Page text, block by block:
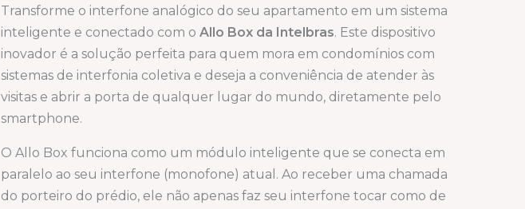
Transforme o interfone analógico do seu apartamento em um sistema
inteligente e conectado com o Allo Box da Intelbras. Este dispositivo
inovador é a solução perfeita para quem mora em condomínios com
sistemas de interfonia coletiva e deseja a conveniência de atender às
visitas e abrir a porta de qualquer lugar do mundo, diretamente pelo
smartphone.
O Allo Box funciona como um módulo inteligente que se conecta em
paralelo ao seu interfone (monofone) atual. Ao receber uma chamada
do porteiro do prédio, ele não apenas faz seu interfone tocar como de